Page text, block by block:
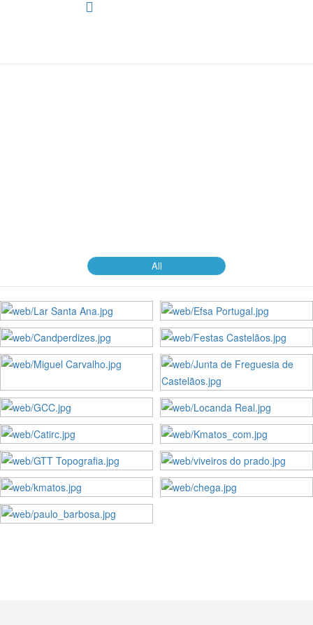
All
Web Design - HTML5
Web Design - HTML5
Web Design - HTML5
Web Design - HTML5
Web Design - HTML5
Web Design - HTML5
Web Design - HTML5
Web Design - HTML5
Web Design - HTML5
Web Design - HTML5